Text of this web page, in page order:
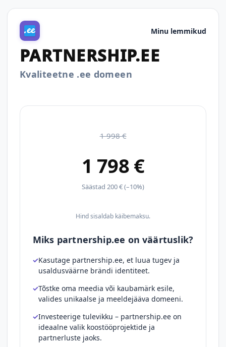
Minu lemmikud
PARTNERSHIP.EE
Kvaliteetne .ee domeen
1 998 €
1 798 €
Säästad 200 € (–10%)
Hind sisaldab käibemaksu.
Miks partnership.ee on väärtuslik?
Kasutage partnership.ee, et luua tugev ja
usaldusväärne brändi identiteet.
Tõstke oma meedia või kaubamärk esile,
valides unikaalse ja meeldejääva domeeni.
Investeerige tulevikku – partnership.ee on
ideaalne valik koostööprojektide ja
partnerluste jaoks.